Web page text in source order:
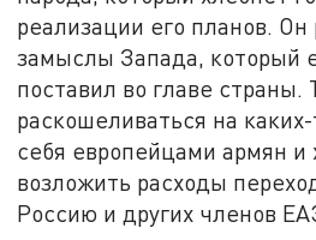
реализации его планов. Он
замыслы Запада, который
поставил во главе страны.
раскошеливаться на
себя европейцами армян и
возложить расходы
Россию и других членов